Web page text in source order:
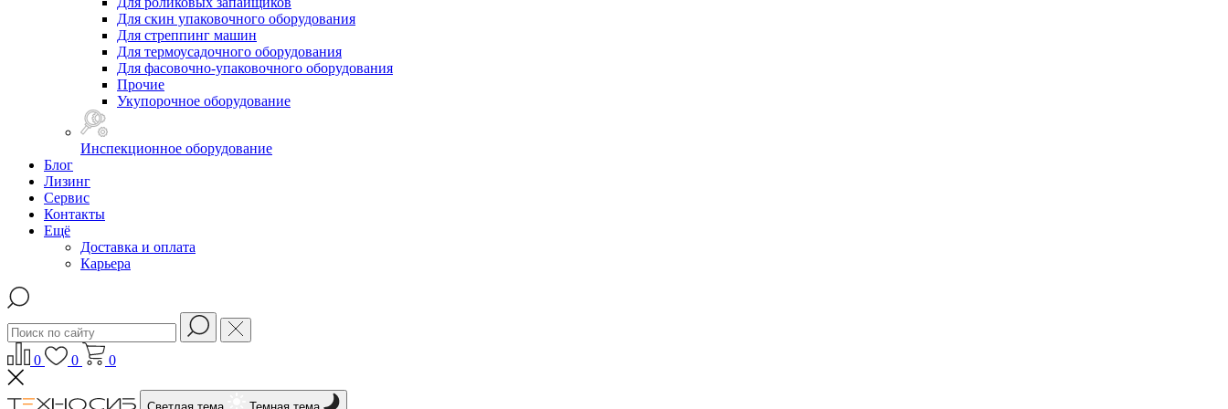
Для скин упаковочного оборудования
Для стреппинг машин
Для термоусадочного оборудования
Для фасовочно-упаковочного оборудования
Прочие
Укупорочное оборудование
Инспекционное оборудование
Блог
Лизинг
Сервис
Контакты
Ещё
Доставка и оплата
Карьера
0 0 0